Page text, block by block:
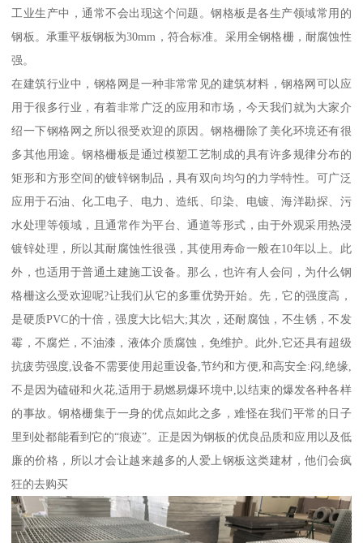
工业生产中，通常不会出现这个问题。钢格板是各生产领域常用的
钢板。承重平板钢板为30mm，符合标准。采用全钢格栅，耐腐蚀性
强。
在建筑行业中，钢格网是一种非常常见的建筑材料，钢格网可以应
用于很多行业，有着非常广泛的应用和市场，今天我们就为大家介
绍一下钢格网之所以很受欢迎的原因。钢格栅除了美化环境还有很
多其他用途。钢格栅板是通过模塑工艺制成的具有许多规律分布的
矩形和方形空间的镀锌钢制品，具有双向均匀的力学特性。可广泛
应用于石油、化工电子、电力、造纸、印染、电镀、海洋勘探、污
水处理等领域，且通常作为平台、通道等形式，由于外观采用热浸
镀锌处理，所以其耐腐蚀性很强，其使用寿命一般在10年以上。此
外，也适用于普通土建施工设备。那么，也许有人会问，为什么钢
格栅这么受欢迎呢?让我们从它的多重优势开始。先，它的强度高，
是硬质PVC的十倍，强度大比铝大;其次，还耐腐蚀，不生锈，不发
霉，不腐烂，不油漆，液体介质腐蚀，免维护。此外,它还具有超级
抗疲劳强度,设备不需要使用起重设备,节约和方便,和高安全:闷,绝缘,
不是因为磕碰和火花,适用于易燃易爆环境中,以结束的爆发各种各样
的事故。钢格栅集于一身的优点如此之多，难怪在我们平常的日子
里到处都能看到它的“痕迹”。正是因为钢板的优良品质和应用以及低
廉的价格，所以才会让越来越多的人爱上钢板这类建材，他们会疯
狂的去购买